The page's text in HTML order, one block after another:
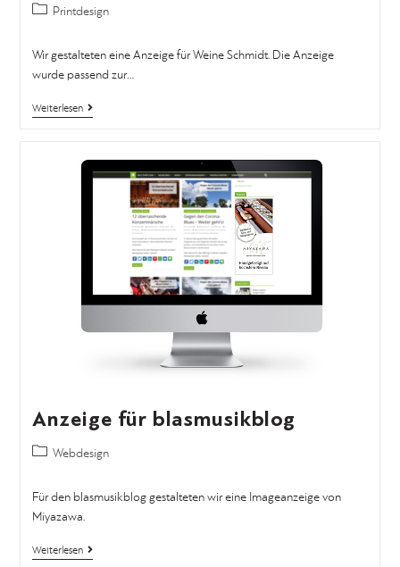
Printdesign
Wir gestalteten eine Anzeige für Weine Schmidt. Die Anzeige
wurde passend zur…
Weiterlesen
Anzeige für blasmusikblog
Webdesign
Für den blasmusikblog gestalteten wir eine Imageanzeige von
Miyazawa.
Weiterlesen